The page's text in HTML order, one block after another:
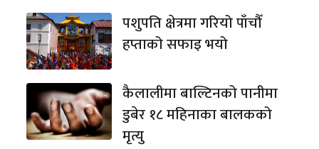
पशुपति क्षेत्रमा गरियो पाँचौँ
हप्ताको सफाइ भयो
कैलालीमा बाल्टिनको पानीमा
डुबेर १८ महिनाका बालकको
मृत्यु